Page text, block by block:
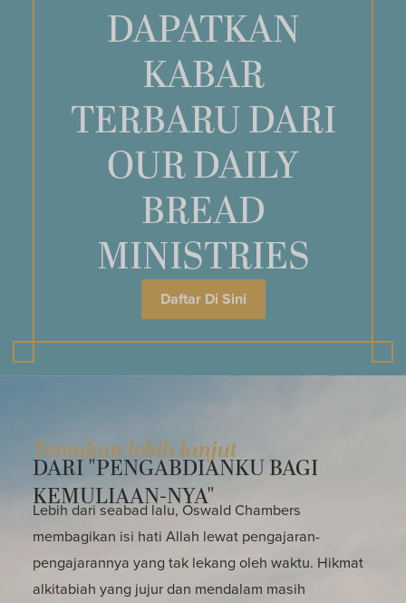
DAPATKAN
KABAR
TERBARU DARI
OUR DAILY
BREAD
MINISTRIES
Daftar Di Sini
Temukan lebih lanjut
DARI "PENGABDIANKU BAGI
KEMULIAAN-NYA"
Lebih dari seabad lalu, Oswald Chambers
membagikan isi hati Allah lewat pengajaran-
pengajarannya yang tak lekang oleh waktu. Hikmat
alkitabiah yang jujur dan mendalam masih